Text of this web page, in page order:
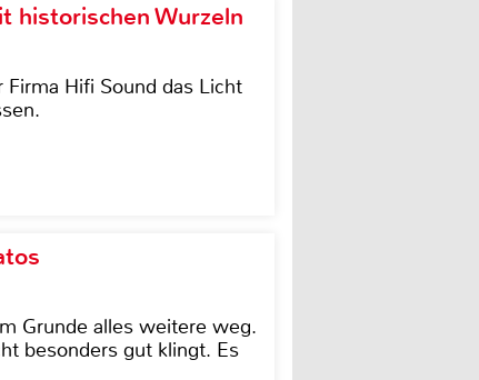
historischen Wurzeln
Hifi Sound das Licht
Grunde alles weitere weg.
besonders gut klingt. Es